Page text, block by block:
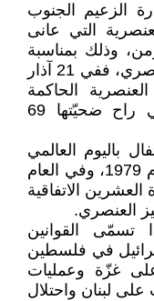
الزعيم الجنوب
التي عانى
وذلك بمناسبة
اليوم العالمي للقضاء على التمييز العنصري، ففي 21 آذار
العنصرية الحاكمة
مذبحة شاربيل (جنوب أفريقيا) التي راح ضحيّتها 69
باليوم العالمي
للقضاء على التمييز العنصري في العام 1979، وفي العام
العشرين الاتفاقية
العنصري.
تسمّى القوانين
في فلسطين
غزّة وعمليات
لبنان واحتلال